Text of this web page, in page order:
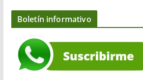
Boletín informativo